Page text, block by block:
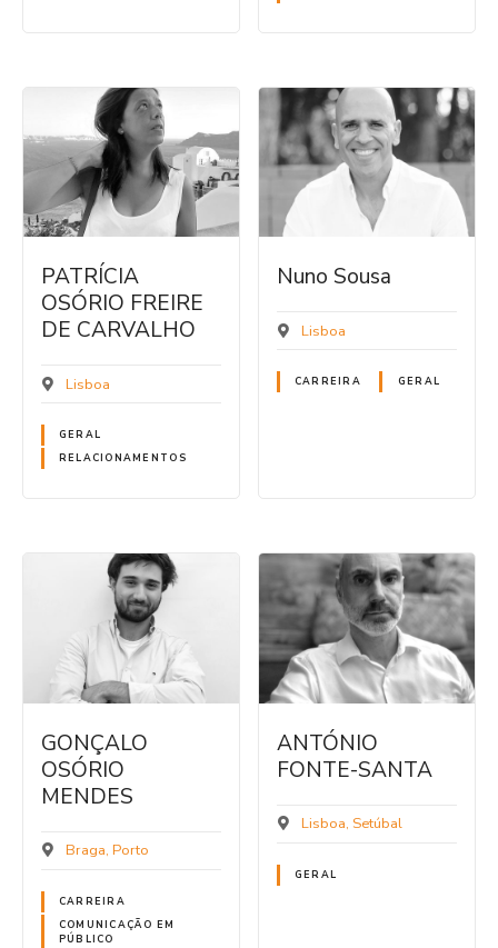
PATRÍCIA
OSÓRIO FREIRE
DE CARVALHO
Lisboa
GERAL
RELACIONAMENTOS
Nuno Sousa
Lisboa
CARREIRA GERAL
GONÇALO
OSÓRIO
MENDES
Braga Porto
CARREIRA
COMUNICAÇÃO EM
PÚBLICO
ANTÓNIO
FONTE-SANTA
Lisboa Setúbal
GERAL